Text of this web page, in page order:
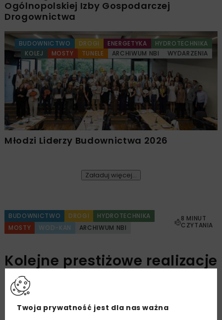
Ogólnopolskiej Izby Gospodarczej
Drogownictwa
BUDOWNICTWO DROGI ENERGETYKA
HYDROTECHNIKA
KOLEJ
MOSTY TUNELE ARCHIWUM NBI WYDARZENIA
Młodzi Liderzy Budownictwa 2026
Załaduj więcej...
BUDOWNICTWO DROGI
HYDROTECHNIKA
MOSTY
WOD-KAN ARCHIWUM NBI
8 MINUT
CZYTANIA
Kolejne prestiżowe realizacje
STRABAG
OPUBLIKOWANO: 22.11.2020
Twoja prywatność jest dla nas ważna